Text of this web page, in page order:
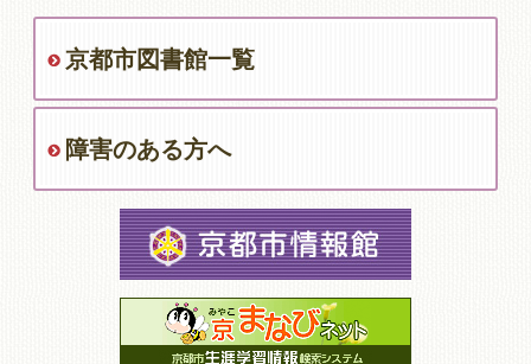
京都市図書館一覧
障害のある方へ